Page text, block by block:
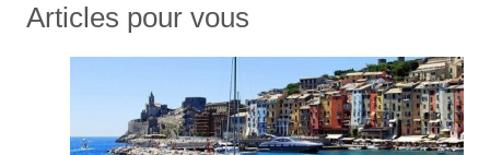
Articles pour vous